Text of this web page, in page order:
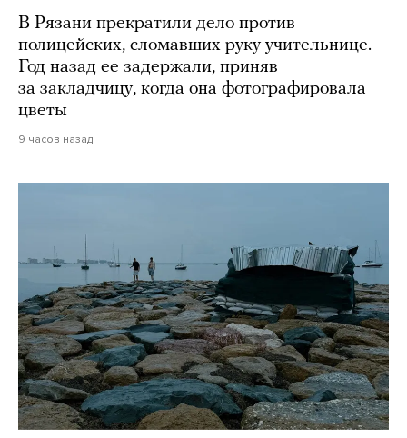
В Рязани прекратили дело против
полицейских, сломавших руку учительнице.
Год назад ее задержали, приняв
за закладчицу, когда она фотографировала
цветы
9 часов назад